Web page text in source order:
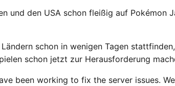
und den USA schon fleißig auf
schon in wenigen Tagen
schon jetzt zur Herausforderung
been working to fix the server issues.